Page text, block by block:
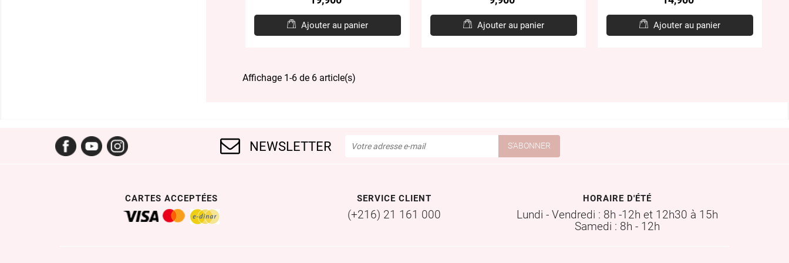
Ajouter au panier Ajouter au panier Ajouter au panier
Affichage 1-6 de 6 article(s)
NEWSLETTER
FacebookYouTube
CARTES ACCEPTÉES SERVICE CLIENT
(+216) 21 161 000
HORAIRE D'ÉTÉ
Lundi - Vendredi : 8h -12h et 12h30 à 15h
Samedi : 8h - 12h